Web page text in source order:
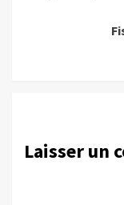
Laisser un